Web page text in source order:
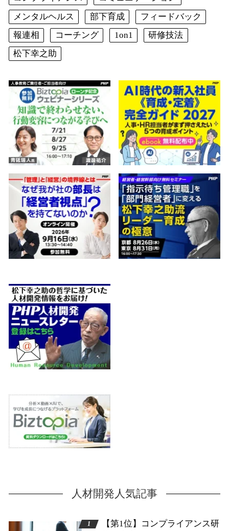
メンタルヘルス
部下育成
フィードバック
報連相
コーチング 1on1
研修技法
松下幸之助
人材開発人気記事
【第1位】コンプライアンス研